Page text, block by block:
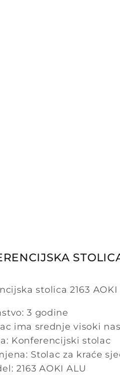
stolica 2163
3 godine
ima srednje visoki
Konferencijski stolac
Stolac za kraće
2163 AOKI ALU